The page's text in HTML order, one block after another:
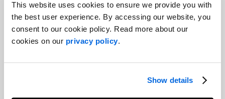
This website uses cookies to ensure we provide you with
the best user experience. By accessing our website, you
consent to our cookie policy. Read more about our
cookies on our privacy policy.
Show details
Événements passés |
Forum Ghislain Dufour du monde des
affaires accueille Soraya Martinez
Affaires publiques et relations gouvernementales